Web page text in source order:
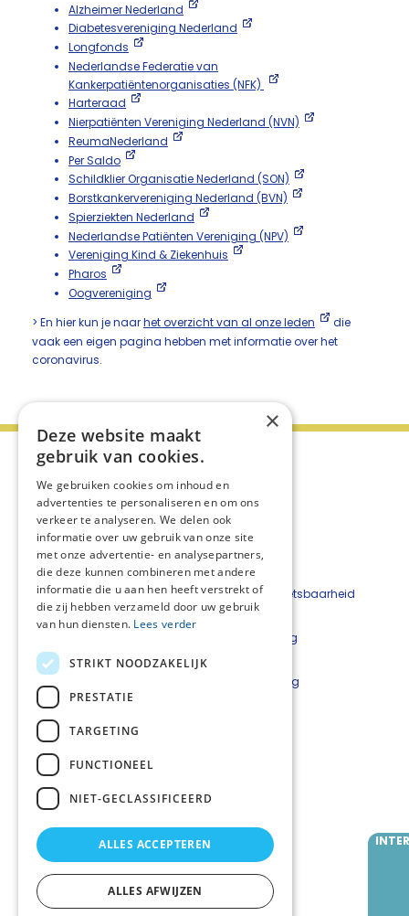
Alzheimer Nederland
Diabetesvereniging Nederland
Longfonds
Nederlandse Federatie van
Kankerpatiëntenorganisaties (NFK)
Harteraad
Nierpatiënten Vereniging Nederland (NVN)
ReumaNederland
Per Saldo
Schildklier Organisatie Nederland (SON)
Borstkankervereniging Nederland (BVN)
Spierziekten Nederland
Nederlandse Patiënten Vereniging (NPV)
Vereniging Kind & Ziekenhuis
Pharos
Oogvereniging
> En hier kun je naarhet overzicht van al onze leden
die
vaak een eigen pagina hebben met informatie over het
coronavirus.
Beveiligingskwetsbaarheid
melden
Cookieverklaring
Disclaimer
Privacyverklaring
Netwerkcoördinatoren
Lars Luijkx
l.luijkx@careyn.nl
Mirjam Velting
m.velting@careyn.nl
×
Deze website maakt
gebruik van cookies.
We gebruiken cookies om inhoud en
advertenties te personaliseren en om ons
verkeer te analyseren. We delen ook
informatie over uw gebruik van onze site
met onze advertentie- en analysepartners,
die deze kunnen combineren met andere
informatie die u aan hen heeft verstrekt of
die zij hebben verzameld door uw gebruik
van hun diensten. Lees verder
STRIKT NOODZAKELIJK
PRESTATIE
TARGETING
FUNCTIONEEL
NIET-GECLASSIFICEERD
ALLES ACCEPTEREN
ALLES AFWIJZEN